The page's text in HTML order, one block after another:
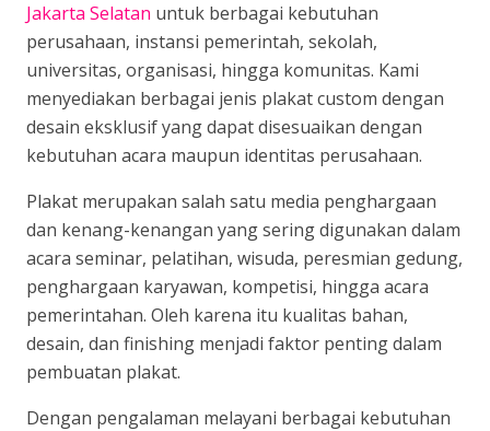
Jakarta Selatan untuk berbagai kebutuhan
perusahaan, instansi pemerintah, sekolah,
universitas, organisasi, hingga komunitas. Kami
menyediakan berbagai jenis plakat custom dengan
desain eksklusif yang dapat disesuaikan dengan
kebutuhan acara maupun identitas perusahaan.
Plakat merupakan salah satu media penghargaan
dan kenang-kenangan yang sering digunakan dalam
acara seminar, pelatihan, wisuda, peresmian gedung,
penghargaan karyawan, kompetisi, hingga acara
pemerintahan. Oleh karena itu kualitas bahan,
desain, dan finishing menjadi faktor penting dalam
pembuatan plakat.
Dengan pengalaman melayani berbagai kebutuhan